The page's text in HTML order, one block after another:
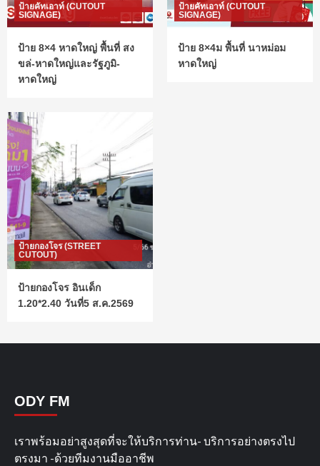
ป้ายคัทเอาท์ (CUTOUT
SIGNAGE)
ป้าย 8×4 หาดใหญ่ พื้นที่ สง
ขล่-หาดใหญ่และรัฐภูมิ-
หาดใหญ่
ป้ายคัทเอาท์ (CUTOUT
SIGNAGE)
ป้าย 8×4ม พื้นที่ นาหม่อม
หาดใหญ่
ป้ายกองโจร (STREET
CUTOUT)
ป้ายกองโจร อินเด็ก
1.20*2.40 วันที่5 ส.ค.2569
ODY FM
เราพร้อมอย่าสูงสุดที่จะให้บริการท่าน- บริการอย่างตรงไป
ตรงมา -ด้วยทีมงานมืออาชีพ